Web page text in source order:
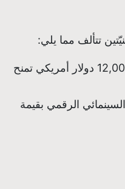
تتألف مما يلي:
حزمة ترويج كاملة بقيمة 12,000 دولار أمريكي تمنح
الرقمي بقيمة